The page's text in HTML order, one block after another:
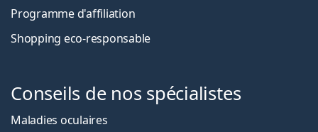
Programme d'affiliation
Shopping eco-responsable
Conseils de nos spécialistes
Maladies oculaires